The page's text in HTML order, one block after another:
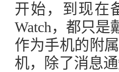
开始，到现在
Watch，都只是
作为手机的附
机，除了消息